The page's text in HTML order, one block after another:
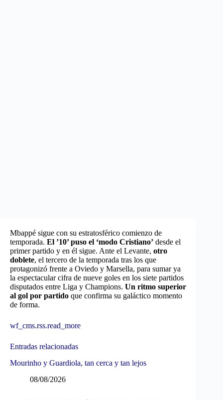
Mbappé sigue con su estratosférico comienzo de
temporada. El ’10’ puso el ‘modo Cristiano’ desde el
primer partido y en él sigue. Ante el Levante, otro
doblete, el tercero de la temporada tras los que
protagonizó frente a Oviedo y Marsella, para sumar ya
la espectacular cifra de nueve goles en los siete partidos
disputados entre Liga y Champions. Un ritmo superior
al gol por partido que confirma su galáctico momento
de forma.
wf_cms.rss.read_more
Entradas relacionadas
Mourinho y Guardiola, tan cerca y tan lejos
08/08/2026